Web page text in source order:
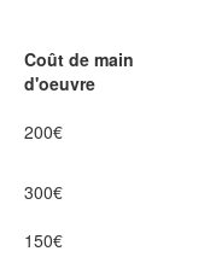
Coût de main
d'oeuvre
200€
300€
150€